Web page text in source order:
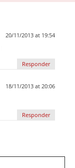
20/11/2013 at 19:54
Responder
18/11/2013 at 20:06
Responder